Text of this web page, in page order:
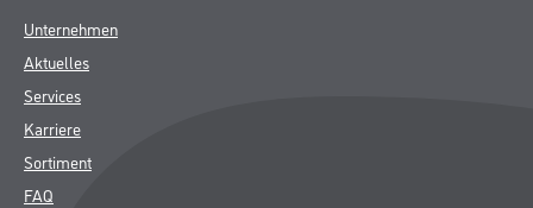
Unternehmen
Aktuelles
Services
Karriere
Sortiment
FAQ